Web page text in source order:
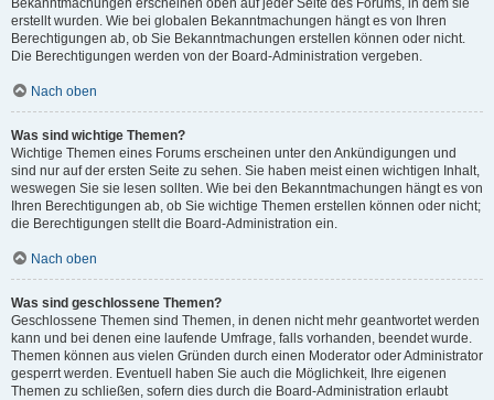
Bekanntmachungen erscheinen oben auf jeder Seite des Forums, in dem sie
erstellt wurden. Wie bei globalen Bekanntmachungen hängt es von Ihren
Berechtigungen ab, ob Sie Bekanntmachungen erstellen können oder nicht.
Die Berechtigungen werden von der Board-Administration vergeben.
Nach oben
Was sind wichtige Themen?
Wichtige Themen eines Forums erscheinen unter den Ankündigungen und
sind nur auf der ersten Seite zu sehen. Sie haben meist einen wichtigen Inhalt,
weswegen Sie sie lesen sollten. Wie bei den Bekanntmachungen hängt es von
Ihren Berechtigungen ab, ob Sie wichtige Themen erstellen können oder nicht;
die Berechtigungen stellt die Board-Administration ein.
Nach oben
Was sind geschlossene Themen?
Geschlossene Themen sind Themen, in denen nicht mehr geantwortet werden
kann und bei denen eine laufende Umfrage, falls vorhanden, beendet wurde.
Themen können aus vielen Gründen durch einen Moderator oder Administrator
gesperrt werden. Eventuell haben Sie auch die Möglichkeit, Ihre eigenen
Themen zu schließen, sofern dies durch die Board-Administration erlaubt